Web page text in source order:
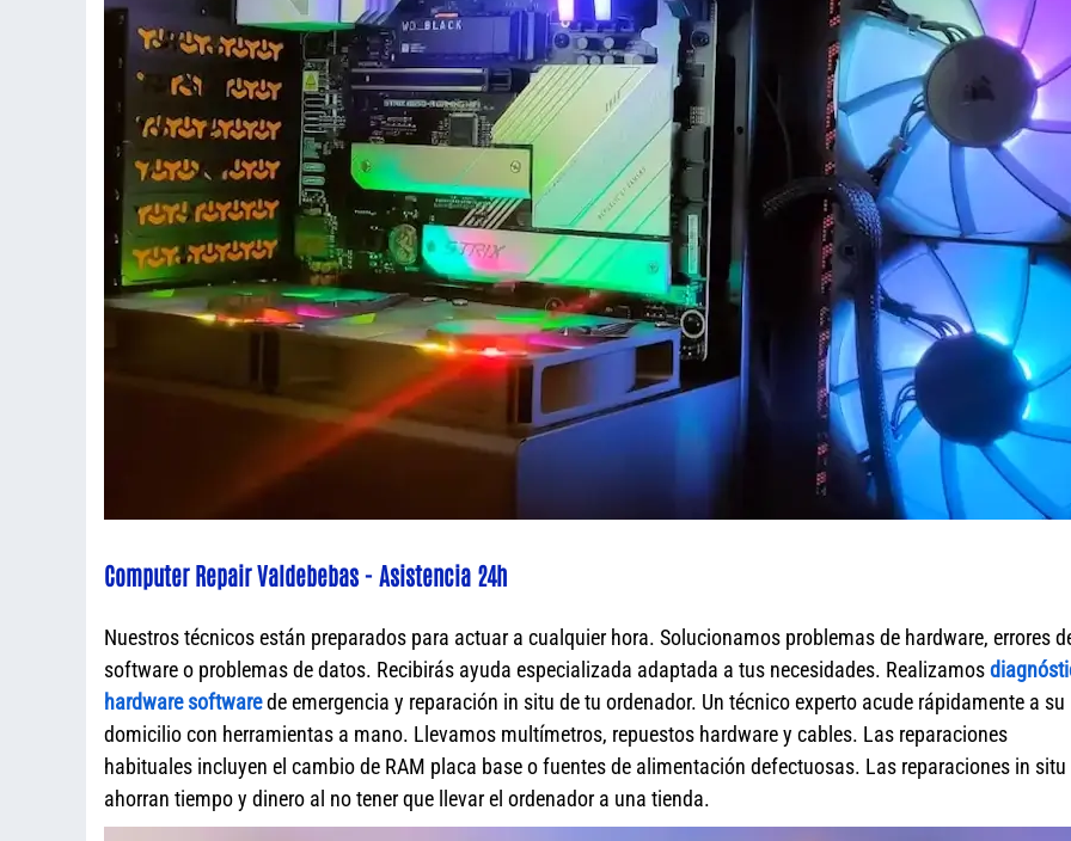
Computer Repair Valdebebas - Asistencia 24h
Nuestros técnicos están preparados para actuar a cualquier hora. Solucionamos problemas de hardware, errores
software o problemas de datos. Recibirás ayuda especializada adaptada a tus necesidades. Realizamos
hardware softwarede emergencia y reparación in situ de tu ordenador. Un técnico experto acude rápidamente a su
domicilio con herramientas a mano. Llevamos multímetros, repuestos hardware y cables. Las reparaciones
habituales incluyen el cambio de RAM placa base o fuentes de alimentación defectuosas. Las reparaciones in situ
ahorran tiempo y dinero al no tener que llevar el ordenador a una tienda.